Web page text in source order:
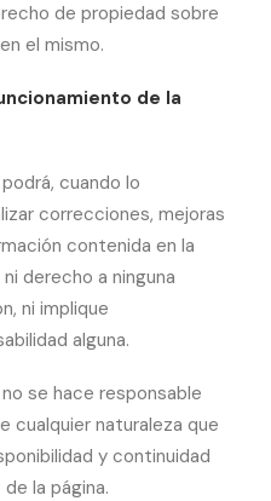
de propiedad sobre
el mismo.
de la
cuando lo
correcciones, mejoras
contenida en la
derecho a ninguna
ni implique
alguna.
se hace responsable
cualquier naturaleza que
y continuidad
la página.